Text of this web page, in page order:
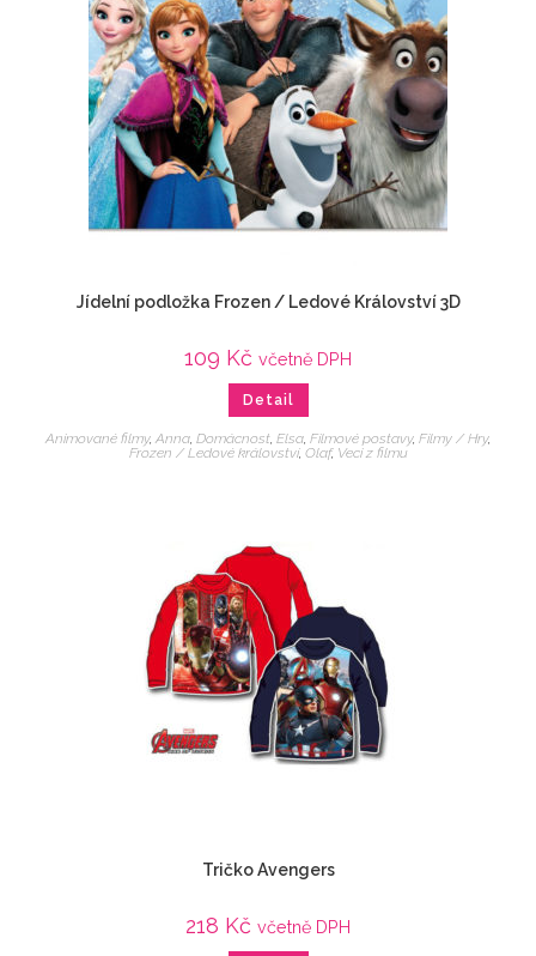
Jídelní podložka Frozen / Ledové Království 3D
109 Kč včetně DPH
Detail
Animované filmy, Anna, Domácnost, Elsa, Filmové postavy, Filmy / Hry,
Frozen / Ledové království, Olaf, Veci z filmu
Tričko Avengers
218 Kč včetně DPH